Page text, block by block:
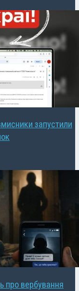
запустили
про вербування